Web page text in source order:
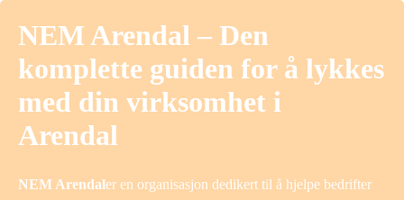
NEM Arendal – Den
komplette guiden for å lykkes
med din virksomhet i
Arendal
NEM Arendaler en organisasjon dedikert til å hjelpe bedrifter